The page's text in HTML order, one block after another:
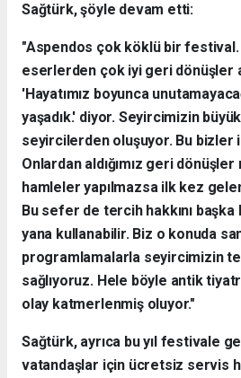
Sağtürk, şöyle devam etti:
"Aspendos çok köklü bir festival.
eserlerden çok iyi geri dönüşler
'Hayatımız boyunca
yaşadık.' diyor. Seyircimizin
seyircilerden oluşuyor. Bu bizler
Onlardan aldığımız geri
hamleler yapılmazsa ilk kez
Bu sefer de tercih hakkını başka
yana kullanabilir. Biz o konuda
programlamalarla seyircimizin
sağlıyoruz. Hele böyle antik
olay katmerlenmiş oluyor."
Sağtürk, ayrıca bu yıl festivale
vatandaşlar için ücretsiz servis